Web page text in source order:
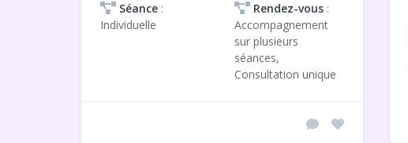
Séance :
Individuelle
Rendez-vous :
Accompagnement
sur plusieurs
séances,
Consultation unique